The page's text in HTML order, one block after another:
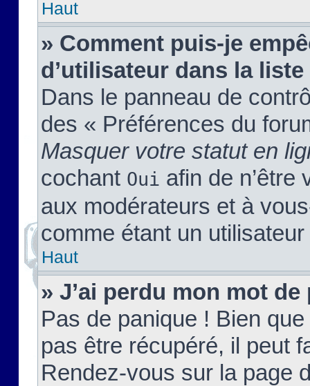
Haut
» Comment puis-je
d’utilisateur dans la
Dans le panneau de
des « Préférences du
Masquer votre statut en
cochant Oui afin de n’être
aux modérateurs et à
comme étant un
Haut
» J’ai perdu mon mot de
Pas de panique ! Bien
pas être récupéré, il peut
Rendez-vous sur la page